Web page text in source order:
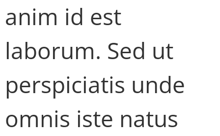
anim id est
laborum. Sed ut
perspiciatis unde
omnis iste natus